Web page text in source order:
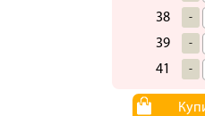
38 -
39 -
41 -